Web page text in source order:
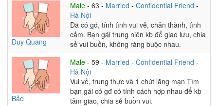
Duy Quang
Male - 63 - Married - Confidential Friend -
Hà Nội
Đã có gđ, tính tình vui vẻ, chân thành, tình
cảm. Bạn gái trung niên kb để giao lưu, chia
sẻ vui buồn, không ràng buộc nhau.
Bảo
Male - 59 - Married - Confidential Friend -
Hà Nội
Vui vẻ, trung thực và 1 chút lãng mạn Tìm
bạn gái có gđ có tính cách hợp nhau để kb
tâm giao, chia sẻ buồn vui.